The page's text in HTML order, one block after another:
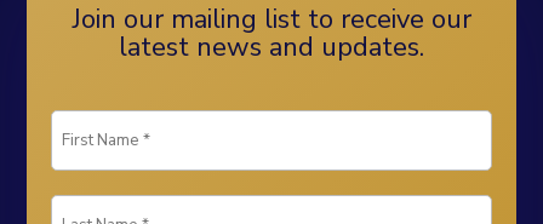
Join our mailing list to receive our
latest news and updates.